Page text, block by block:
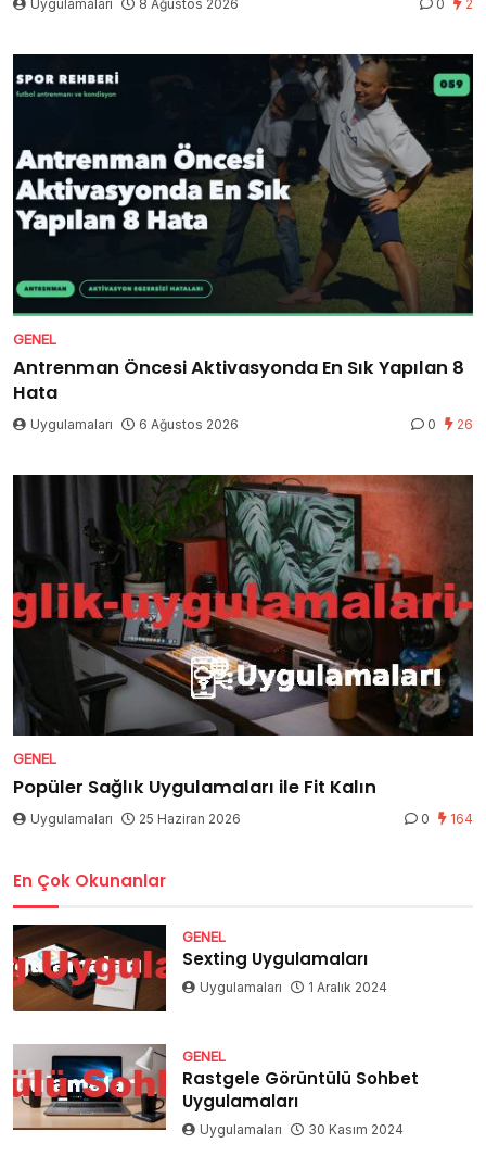
Uygulamaları 8 Ağustos 2026 0 2
GENEL
Antrenman Öncesi Aktivasyonda En Sık Yapılan 8
Hata
Uygulamaları 6 Ağustos 2026 0 26
GENEL
Popüler Sağlık Uygulamaları ile Fit Kalın
Uygulamaları 25 Haziran 2026 0 164
En Çok Okunanlar
GENEL
Sexting Uygulamaları
Uygulamaları 1 Aralık 2024
GENEL
Rastgele Görüntülü Sohbet
Uygulamaları
Uygulamaları 30 Kasım 2024